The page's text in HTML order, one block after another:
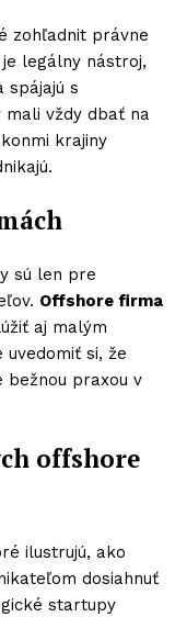
zohľadnit právne
je legálny nástroj,
spájajú s
mali vždy dbať na
krajiny
sú len pre
Offshore firma
aj malým
si, že
bežnou praxou v
offshore
ilustrujú, ako
dosiahnuť
startupy